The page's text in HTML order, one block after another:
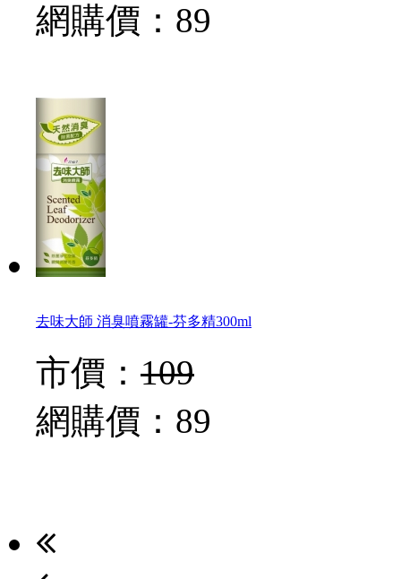
網購價： 89
去味大師 消臭噴霧罐-芬多精300ml
市價： 109
網購價： 89